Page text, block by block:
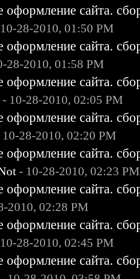
оформление сайта.
28-2010, 01:50 PM
оформление сайта.
28-2010, 01:58 PM
оформление сайта.
- 10-28-2010, 02:05 PM
оформление сайта.
10-28-2010, 02:20 PM
оформление сайта.
- 10-28-2010, 02:23 PM
оформление сайта.
2010, 02:28 PM
оформление сайта.
28-2010, 02:45 PM
оформление сайта.